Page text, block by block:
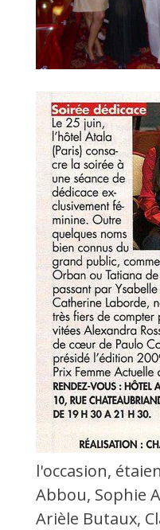
l'occasion,
Abbou, Sophie
Arièle Butaux,